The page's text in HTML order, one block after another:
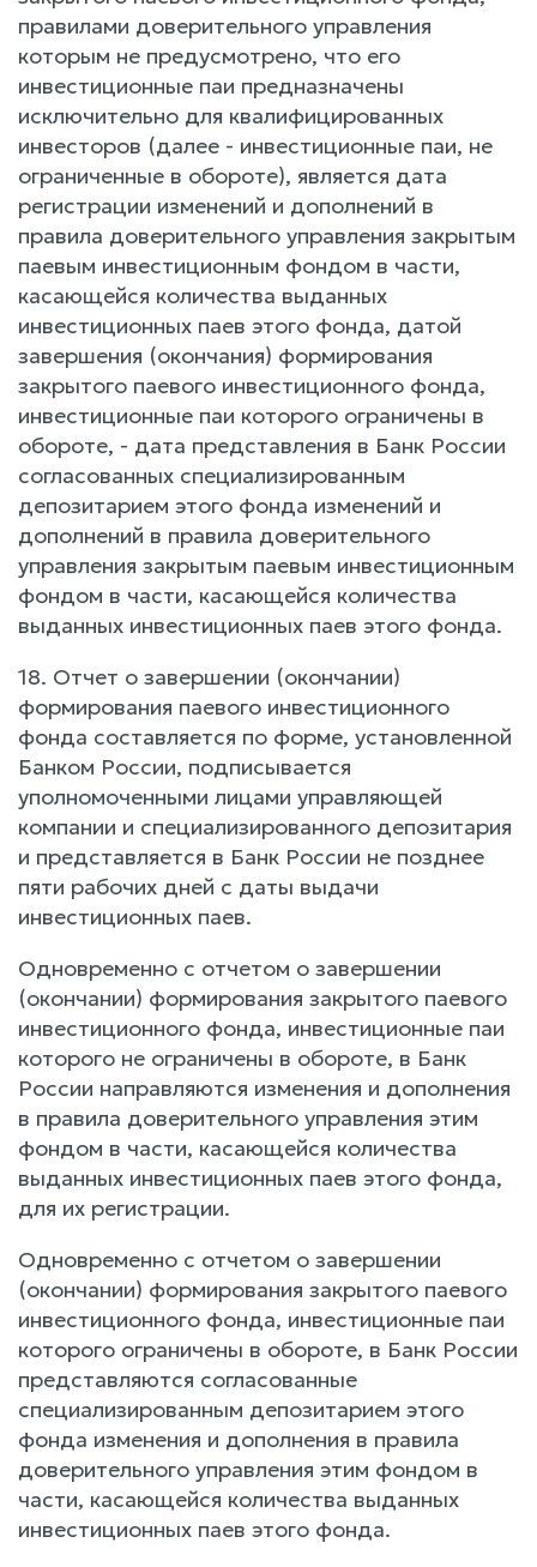
правилами доверительного управления
которым не предусмотрено, что его
инвестиционные паи предназначены
исключительно для квалифицированных
инвесторов (далее - инвестиционные паи, не
ограниченные в обороте), является дата
регистрации изменений и дополнений в
правила доверительного управления закрытым
паевым инвестиционным фондом в части,
касающейся количества выданных
инвестиционных паев этого фонда, датой
завершения (окончания) формирования
закрытого паевого инвестиционного фонда,
инвестиционные паи которого ограничены в
обороте, - дата представления в Банк России
согласованных специализированным
депозитарием этого фонда изменений и
дополнений в правила доверительного
управления закрытым паевым инвестиционным
фондом в части, касающейся количества
выданных инвестиционных паев этого фонда.
18. Отчет о завершении (окончании)
формирования паевого инвестиционного
фонда составляется по форме, установленной
Банком России, подписывается
уполномоченными лицами управляющей
компании и специализированного депозитария
и представляется в Банк России не позднее
пяти рабочих дней с даты выдачи
инвестиционных паев.
Одновременно с отчетом о завершении
(окончании) формирования закрытого паевого
инвестиционного фонда, инвестиционные паи
которого не ограничены в обороте, в Банк
России направляются изменения и дополнения
в правила доверительного управления этим
фондом в части, касающейся количества
выданных инвестиционных паев этого фонда,
для их регистрации.
Одновременно с отчетом о завершении
(окончании) формирования закрытого паевого
инвестиционного фонда, инвестиционные паи
которого ограничены в обороте, в Банк России
представляются согласованные
специализированным депозитарием этого
фонда изменения и дополнения в правила
доверительного управления этим фондом в
части, касающейся количества выданных
инвестиционных паев этого фонда.